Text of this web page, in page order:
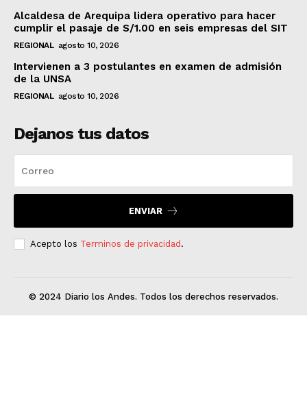
Alcaldesa de Arequipa lidera operativo para hacer
cumplir el pasaje de S/1.00 en seis empresas del SIT
REGIONAL agosto 10, 2026
Intervienen a 3 postulantes en examen de admisión
de la UNSA
REGIONAL agosto 10, 2026
Dejanos tus datos
ENVIAR
Acepto los Terminos de privacidad.
© 2024 Diario los Andes. Todos los derechos reservados.